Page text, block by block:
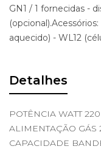
GN1 / 1 fornecidas -
aquecido) - WL12
Detalhes
POTÊNCIA WATT
ALIMENTAÇÃO GÁS
CAPACIDADE